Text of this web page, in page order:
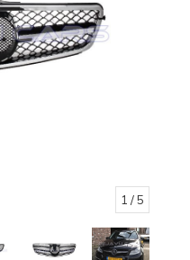
1 / 5